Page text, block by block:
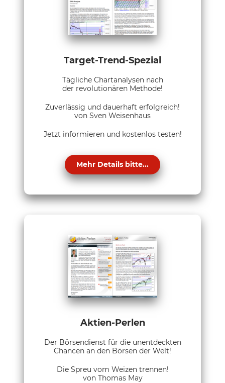
Target-Trend-Spezial
Tägliche Chartanalysen nach
der revolutionären Methode!
Zuverlässig und dauerhaft erfolgreich!
von Sven Weisenhaus
Jetzt informieren und kostenlos testen!
Mehr Details bitte...
Aktien-Perlen
Der Börsendienst für die unentdeckten
Chancen an den Börsen der Welt!
Die Spreu vom Weizen trennen!
von Thomas May